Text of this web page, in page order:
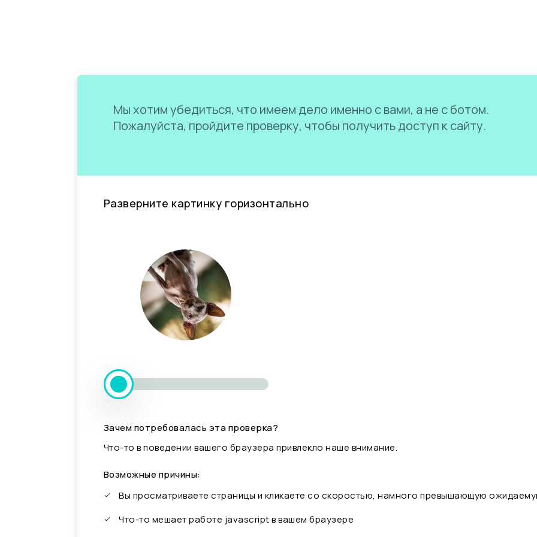
Мы хотим убедиться, что имеем дело именно с вами, а не с ботом.
Пожалуйста, пройдите проверку, чтобы получить доступ к сайту.
Разверните картинку горизонтально
Зачем потребовалась эта проверка?
Что-то в поведении вашего браузера привлекло наше внимание.
Возможные причины:
Вы просматриваете страницы и кликаете со скоростью, намного превышающую
Что-то мешает работе javascript в вашем браузере